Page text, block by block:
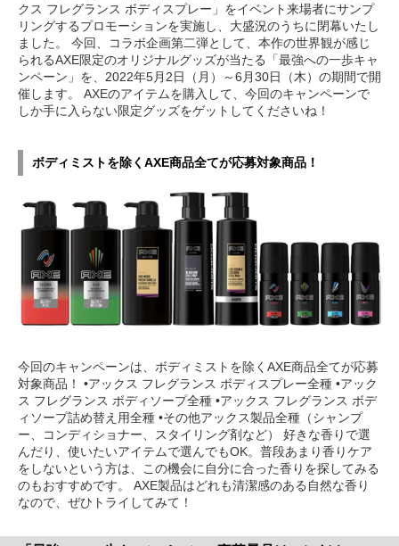
クス フレグランス ボディスプレー」をイベント来場者にサンプ
リングするプロモーションを実施し、大盛況のうちに閉幕いたし
ました。 今回、コラボ企画第二弾として、本作の世界観が感じ
られるAXE限定のオリジナルグッズが当たる「最強への一歩キャ
ンペーン」を、2022年5月2日（月）～6月30日（木）の期間で開
催します。 AXEのアイテムを購入して、今回のキャンペーンで
しか手に入らない限定グッズをゲットしてくださいね！
ボディミストを除くAXE商品全てが応募対象商品！
今回のキャンペーンは、ボディミストを除くAXE商品全てが応募
対象商品！ •アックス フレグランス ボディスプレー全種 •アック
ス フレグランス ボディソープ全種 •アックス フレグランス ボデ
ィソープ詰め替え用全種 •その他アックス製品全種（シャンプ
ー、コンディショナー、スタイリング剤など） 好きな香りで選
んだり、使いたいアイテムで選んでもOK。普段あまり香りケア
をしないという方は、この機会に自分に合った香りを探してみる
のもおすすめです。 AXE製品はどれも清潔感のある自然な香り
なので、ぜひトライしてみて！